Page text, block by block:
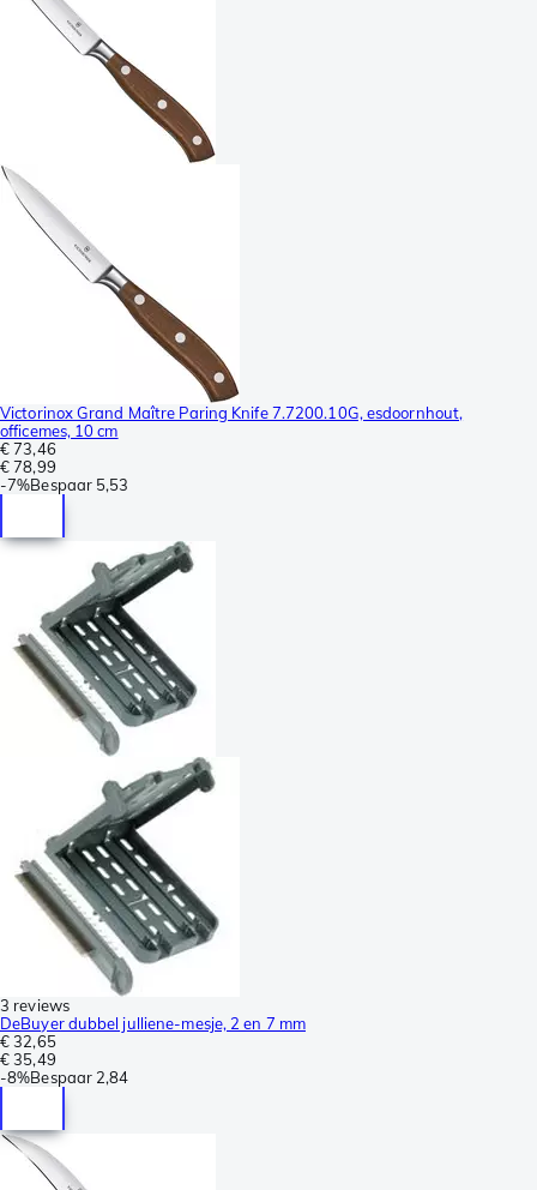
Victorinox Grand Maître Paring Knife 7.7200.10G, esdoornhout,
officemes, 10 cm
€ 73,46
€ 78,99
-7%Bespaar 5,53
3 reviews
DeBuyer dubbel julliene-mesje, 2 en 7 mm
€ 32,65
€ 35,49
-8%Bespaar 2,84